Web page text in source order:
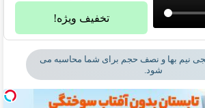
تخفیف ویژه!
دیجی نیم بها و نصف حجم برای شما محاسبه می
شود.